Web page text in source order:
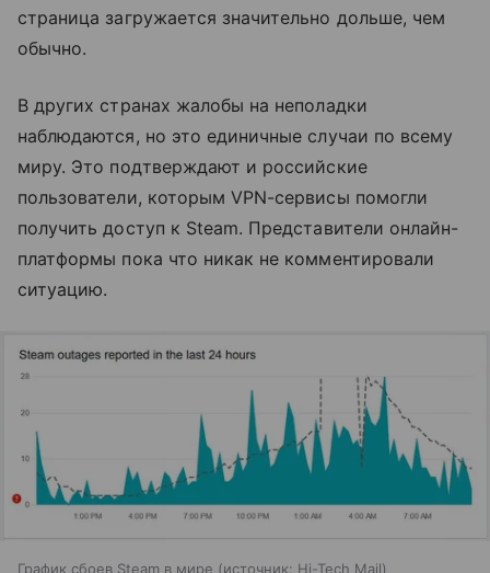
страница загружается значительно дольше, чем
обычно.
В других странах жалобы на неполадки
наблюдаются, но это единичные случаи по всему
миру. Это подтверждают и российские
пользователи, которым VPN-сервисы помогли
получить доступ к Steam. Представители онлайн-
платформы пока что никак не комментировали
ситуацию.
График сбоев Steam в мире источник: Hi-Tech Mail